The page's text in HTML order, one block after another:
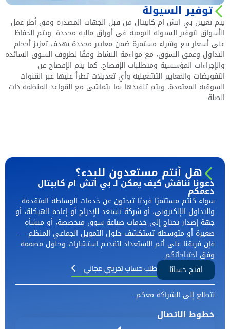
توفير السيولة
يتم تعيين بي اتش ام كابيتال من قبل الجهات المصدرة وفق أطر عمل
الأسواق لتوفير السيولة اليومية في أوراق مالية محددة. ويتم الحفاظ
على أسعار بيع وشراء مستمرة ضمن معايير محددة بهدف تعزيز أحجام
التداول وعمق السوق، مع مواءمة النشاط وفقًا لظروف السوق السائدة
والإجراءات المؤسسية ومتطلبات الإفصاح. كما يتم الإفصاح عن
التفويضات والمعايير التشغيلية وأي تعديلات تطرأ عليها عبر القنوات
السوقية المعتمدة، ويتم تنفيذها بما يتماشى مع القواعد المنظمة ذات
الصلة.
هل أنتم مستعدون للبدء؟
دعونا نناقش كيف يمكن لـ بي اتش ام كابيتال
دعمكم
سواء كنتم مستثمرًا فرديًا تبحثون عن خدمات الوساطة المتقدمة
والتداول الإلكتروني، أو شركة تستعد للإدراج أو إعادة الهيكلة، أو
جهة إصدار تحتاج إلى خدمات صناعة سوق متخصصة، أو منشأة
صغيرة أو متوسطة تستكشف حلول التمويل الجماعي المنظم —
فإن فريقنا على أتم الاستعداد لتقديم استشارات وحلول مصممة
وفق احتياجاتكم.
افتح حسابًا
طلب حساب تجريبي مجاني
نتطلع إلى الشراكة معكم.
خطوط الاتصال